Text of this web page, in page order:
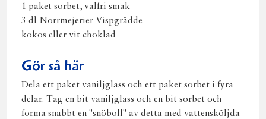
1 paket sorbet, valfri smak
3 dl Norrmejerier Vispgrädde
kokos eller vit choklad
Gör så här
Dela ett paket vaniljglass och ett paket sorbet i fyra
delar. Tag en bit vaniljglass och en bit sorbet och
forma snabbt en "snöboll" av detta med vattensköljda